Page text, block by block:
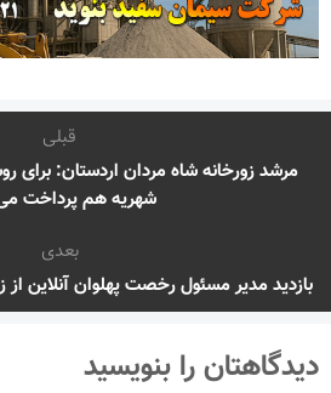
قبلی
مرشد زورخانه شاه مردان اردستان: برای
شهریه هم پرداخت
بعدی
بازدید مدیر مسئول رخصت پهلوان آنلاین
دیدگاهتان را بنویسید